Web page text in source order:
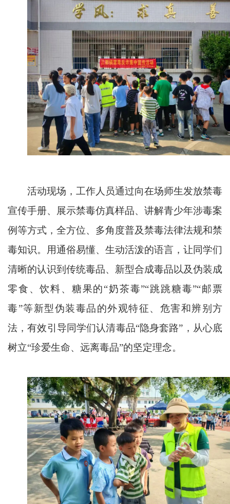
活动现场，工作人员通过向在场师生发放禁毒
宣传手册、展示禁毒仿真样品、讲解青少年涉毒案
例等方式，全方位、多角度普及禁毒法律法规和禁
毒知识。用通俗易懂、生动活泼的语言，让同学们
清晰的认识到传统毒品、新型合成毒品以及伪装成
零食、饮料、糖果的“奶茶毒”“跳跳糖毒”“邮票
毒”等新型伪装毒品的外观特征、危害和辨别方
法，有效引导同学们认清毒品“隐身套路”，从心底
树立“珍爱生命、远离毒品”的坚定理念。